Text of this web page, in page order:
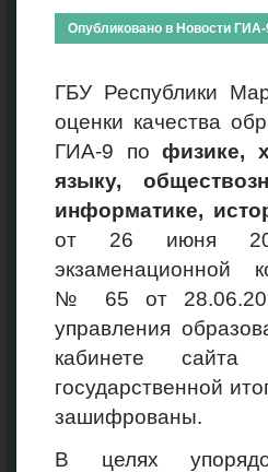
Опубликовано в Новости ГИА-
ГБУ Республики
оценки качества
ГИА-9 по физике,
языку,
информатике,
от 26 июня 2024
экзаменационной
№ 65 от
управления
кабинете сайта
государственной
зашифрованы.
В целях